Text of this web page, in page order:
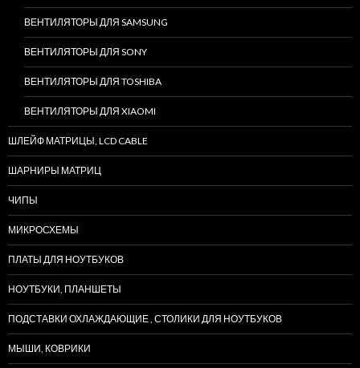
ВЕНТИЛЯТОРЫ ДЛЯ SAMSUNG
ВЕНТИЛЯТОРЫ ДЛЯ SONY
ВЕНТИЛЯТОРЫ ДЛЯ TOSHIBA
ВЕНТИЛЯТОРЫ ДЛЯ XIAOMI
ШЛЕЙФ МАТРИЦЫ, LCD CABLE
ШАРНИРЫ МАТРИЦ
ЧИПЫ
МИКРОСХЕМЫ
ПЛАТЫ ДЛЯ НОУТБУКОВ
НОУТБУКИ, ПЛАНШЕТЫ
ПОДСТАВКИ ОХЛАЖДАЮЩИЕ , СТОЛИКИ ДЛЯ НОУТБУКОВ
МЫШИ, КОВРИКИ